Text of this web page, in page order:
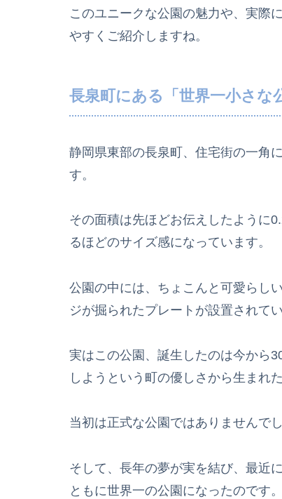
このユニークな公園の魅力や、実際
やすくご紹介しますね。
長泉町にある「世界一小さな
静岡県東部の長泉町、住宅街の一角
す。
その面積は先ほどお伝えしたように
るほどのサイズ感になっています。
公園の中には、ちょこんと可愛らし
ジが掘られたプレートが設置されて
実はこの公園、誕生したのは今から
しようという町の優しさから生まれ
当初は正式な公園ではありませんで
そして、長年の夢が実を結び、最近
ともに世界一の公園になったのです。